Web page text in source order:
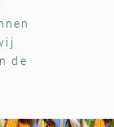
de